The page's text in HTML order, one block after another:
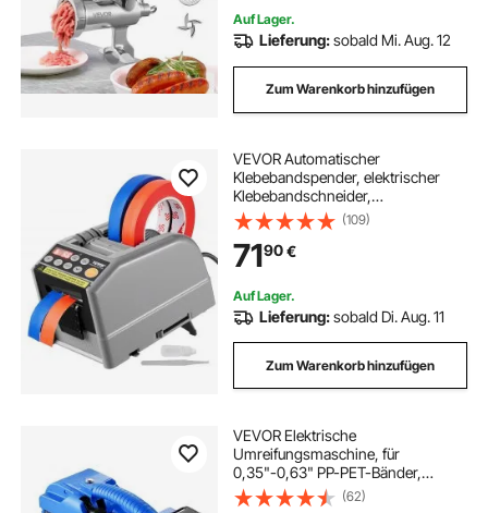
Auf Lager.
Lieferung:sobald Mi. Aug. 12
Zum Warenkorb hinzufügen
VEVOR Automatischer
Klebebandspender, elektrischer
Klebebandschneider,
Verpackungsmaschine,
Bandschneidemaschine, 6-60 mm
Bandbreite
(109)
7190€
Auf Lager.
Lieferung:sobald Di. Aug. 11
Zum Warenkorb hinzufügen
VEVOR Elektrische
Umreifungsmaschine, für
0,35"-0,63" PP-PET-Bänder,
tragbares elektrisches
Umreifungswerkzeug mit
(62)